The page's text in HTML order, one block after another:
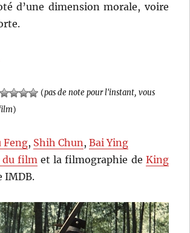
d’une dimension morale, voire
(pas de note pour l'instant, vous
)
Feng, Shih Chun,Bai Ying
du filmet la filmographie de King
IMDB.